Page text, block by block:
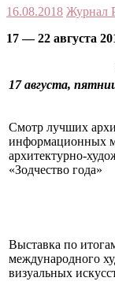
16.08.2018 Журнал
17 — 22 августа
17 августа,
Смотр лучших
информационных
архитектурно-
«Зодчество года»
Выставка по
международного
визуальных